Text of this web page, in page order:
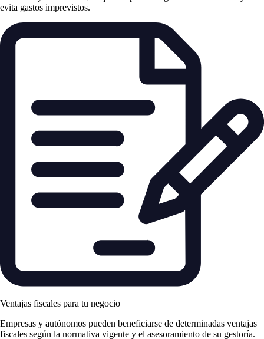
evita gastos imprevistos.
Ventajas fiscales para tu negocio
Empresas y autónomos pueden beneficiarse de determinadas ventajas
fiscales según la normativa vigente y el asesoramiento de su gestoría.